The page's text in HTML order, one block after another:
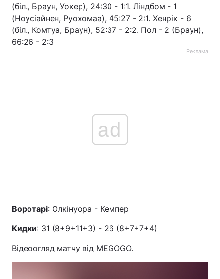
(біл., Браун, Уокер), 24:30 - 1:1. Ліндбом - 1
(Ноусіайнен, Руохомаа), 45:27 - 2:1. Хенрік - 6
(біл., Комтуа, Браун), 52:37 - 2:2. Пол - 2 (Браун),
66:26 - 2:3
Реклама
ad
Воротарі: Олкінуора - Кемпер
Кидки: 31 (8+9+11+3) - 26 (8+7+7+4)
Відеоогляд матчу від MEGOGO.